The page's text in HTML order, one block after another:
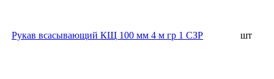
Рукав всасывающий КЩ 100 мм 4 м гр 1 СЗР шт